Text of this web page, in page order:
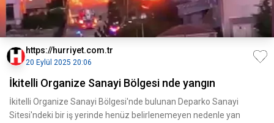
https://hurriyet.com.tr
20 Eylül 2025 20:06
İkitelli Organize Sanayi Bölgesi nde yangın
İkitelli Organize Sanayi Bölgesi'nde bulunan Deparko Sanayi
Sitesi'ndeki bir iş yerinde henüz belirlenemeyen nedenle yan